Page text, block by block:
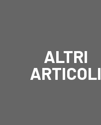
ALTRI
ARTICOLI